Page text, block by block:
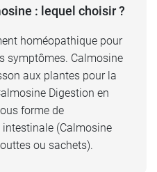
: lequel choisir ?
homéopathique pour
symptômes. Calmosine
aux plantes pour la
Digestion en
forme de
(Calmosine
ou sachets).